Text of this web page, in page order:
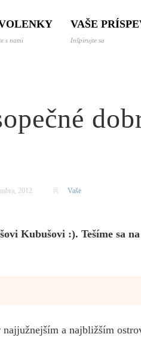
s nami
VAŠE
Inšpirujte sa
2012 Vaše
Kubušovi :). Tešíme sa
najjužnejším a najbližším